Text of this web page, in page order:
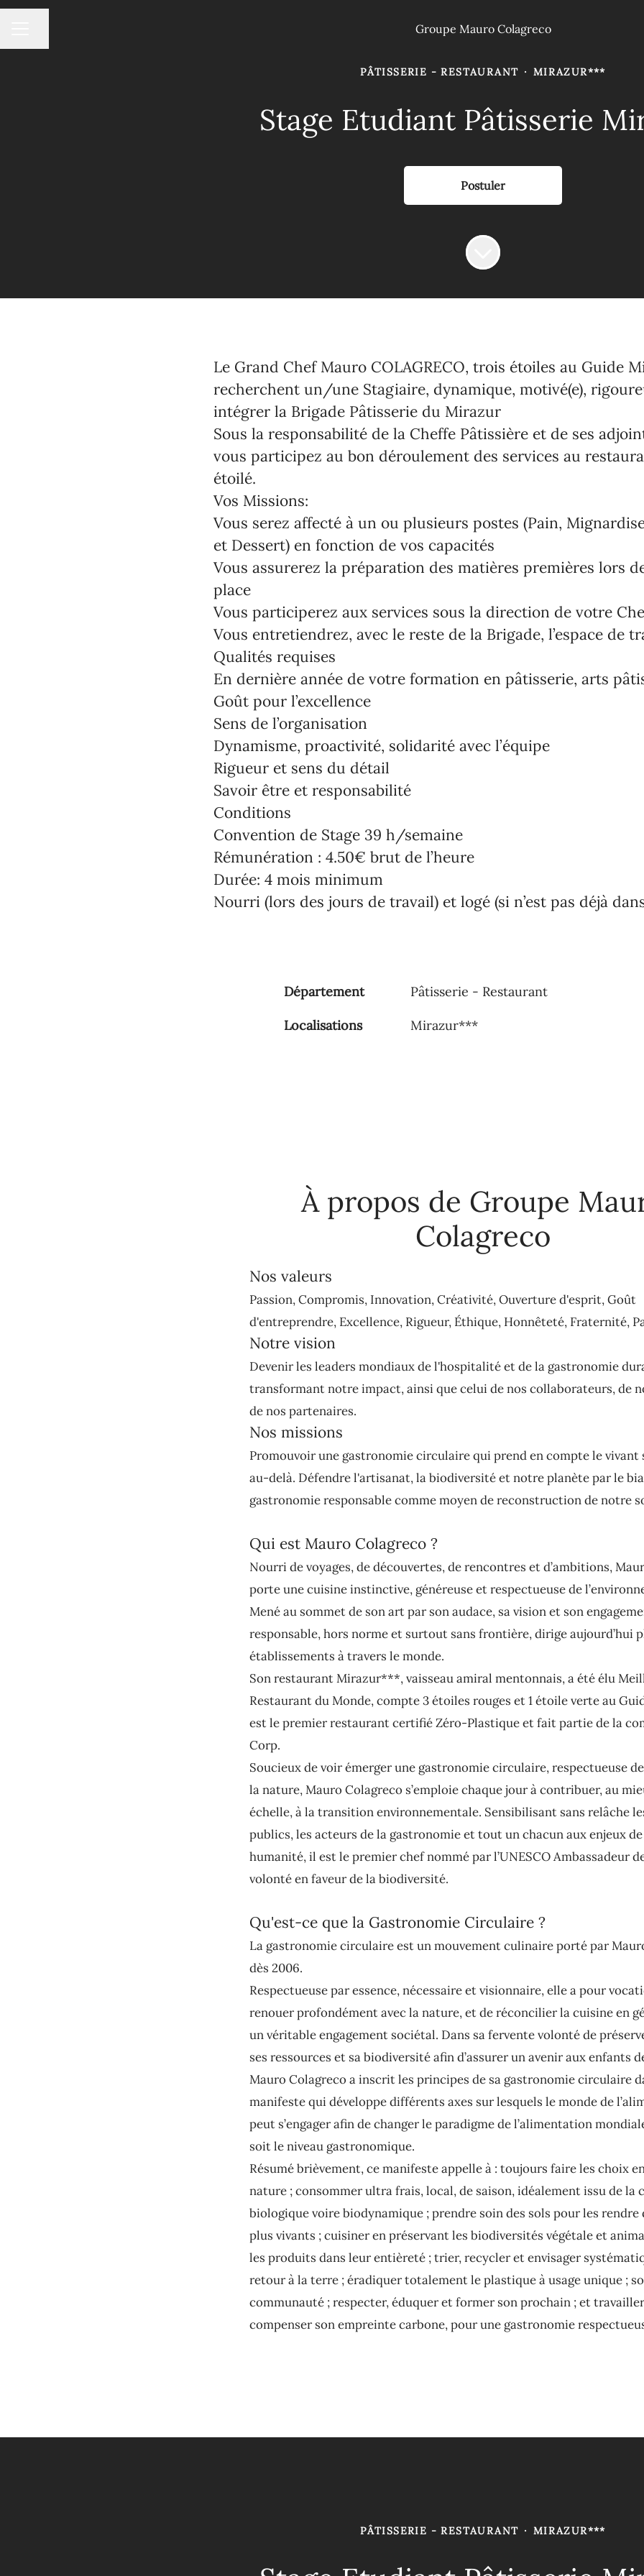
Groupe Mauro Colagreco
PÂTISSERIE - RESTAURANT · MIRAZUR***
Stage Etudiant Pâtisserie
Postuler
Le Grand Chef Mauro COLAGRECO, trois étoiles au Guide
recherchent un/une Stagiaire, dynamique, motivé(e),
intégrer la Brigade Pâtisserie du Mirazur
Sous la responsabilité de la Cheffe Pâtissière et de ses
vous participez au bon déroulement des services au
étoilé.
Vos Missions:
Vous serez affecté à un ou plusieurs postes (Pain,
et Dessert) en fonction de vos capacités
Vous assurerez la préparation des matières premières lors
place
Vous participerez aux services sous la direction de votre
Vous entretiendrez, avec le reste de la Brigade, l’espace de
Qualités requises
En dernière année de votre formation en pâtisserie, arts
Goût pour l’excellence
Sens de l’organisation
Dynamisme, proactivité, solidarité avec l’équipe
Rigueur et sens du détail
Savoir être et responsabilité
Conditions
Convention de Stage 39 h/semaine
Rémunération : 4.50€ brut de l’heure
Durée: 4 mois minimum
Nourri (lors des jours de travail) et logé (si n’est pas déjà
Département Pâtisserie - Restaurant
Localisations Mirazur***
À propos de Groupe
Colagreco
Nos valeurs
Passion, Compromis, Innovation, Créativité, Ouverture d'esprit, Goût
d'entreprendre, Excellence, Rigueur, Éthique, Honnêteté, Fraternité,
Notre vision
Devenir les leaders mondiaux de l'hospitalité et de la gastronomie
transformant notre impact, ainsi que celui de nos collaborateurs, de
de nos partenaires.
Nos missions
Promouvoir une gastronomie circulaire qui prend en compte le vivant
au-delà. Défendre l'artisanat, la biodiversité et notre planète par le
gastronomie responsable comme moyen de reconstruction de notre
Qui est Mauro Colagreco ?
Nourri de voyages, de découvertes, de rencontres et d’ambitions,
porte une cuisine instinctive, généreuse et respectueuse de
Mené au sommet de son art par son audace, sa vision et son
responsable, hors norme et surtout sans frontière, dirige aujourd’hui
établissements à travers le monde.
Son restaurant Mirazur***, vaisseau amiral mentonnais, a été élu
Restaurant du Monde, compte 3 étoiles rouges et 1 étoile verte au
est le premier restaurant certifié Zéro-Plastique et fait partie de la
Corp.
Soucieux de voir émerger une gastronomie circulaire, respectueuse
la nature, Mauro Colagreco s’emploie chaque jour à contribuer, au
échelle, à la transition environnementale. Sensibilisant sans relâche
publics, les acteurs de la gastronomie et tout un chacun aux enjeux
humanité, il est le premier chef nommé par l’UNESCO Ambassadeur
volonté en faveur de la biodiversité.
Qu'est-ce que la Gastronomie Circulaire ?
La gastronomie circulaire est un mouvement culinaire porté par
dès 2006.
Respectueuse par essence, nécessaire et visionnaire, elle a pour
renouer profondément avec la nature, et de réconcilier la cuisine en
un véritable engagement sociétal. Dans sa fervente volonté de
ses ressources et sa biodiversité afin d’assurer un avenir aux enfants
Mauro Colagreco a inscrit les principes de sa gastronomie circulaire
manifeste qui développe différents axes sur lesquels le monde de
peut s’engager afin de changer le paradigme de l’alimentation
soit le niveau gastronomique.
Résumé brièvement, ce manifeste appelle à : toujours faire les choix
nature ; consommer ultra frais, local, de saison, idéalement issu de la
biologique voire biodynamique ; prendre soin des sols pour les rendre
plus vivants ; cuisiner en préservant les biodiversités végétale et
les produits dans leur entièreté ; trier, recycler et envisager
retour à la terre ; éradiquer totalement le plastique à usage unique ;
communauté ; respecter, éduquer et former son prochain ; et
compenser son empreinte carbone, pour une gastronomie
PÂTISSERIE - RESTAURANT · MIRAZUR***